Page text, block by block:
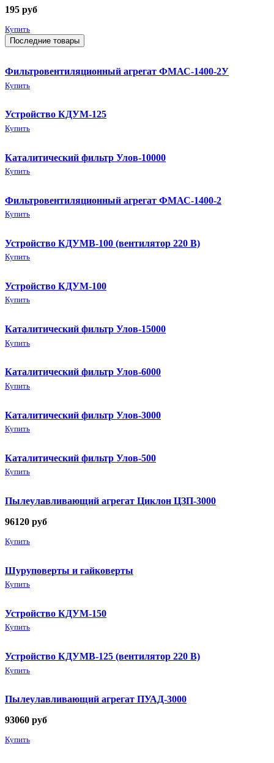
195 руб
Купить
Последние товары
Фильтровентиляционный агрегат ФМАС-1400-2У
Купить
Устройство КДУМ-125
Купить
Каталитический фильтр Улов-10000
Купить
Фильтровентиляционный агрегат ФМАС-1400-2
Купить
Устройство КДУМВ-100 (вентилятор 220 В)
Купить
Устройство КДУМ-100
Купить
Каталитический фильтр Улов-15000
Купить
Каталитический фильтр Улов-6000
Купить
Каталитический фильтр Улов-3000
Купить
Каталитический фильтр Улов-500
Купить
Пылеулавливающий агрегат Циклон ЦЗП-3000
96120 руб
Купить
Шуруповерты и гайковерты
Купить
Устройство КДУМ-150
Купить
Устройство КДУМВ-125 (вентилятор 220 В)
Купить
Пылеулавливающий агрегат ПУАД-3000
93060 руб
Купить